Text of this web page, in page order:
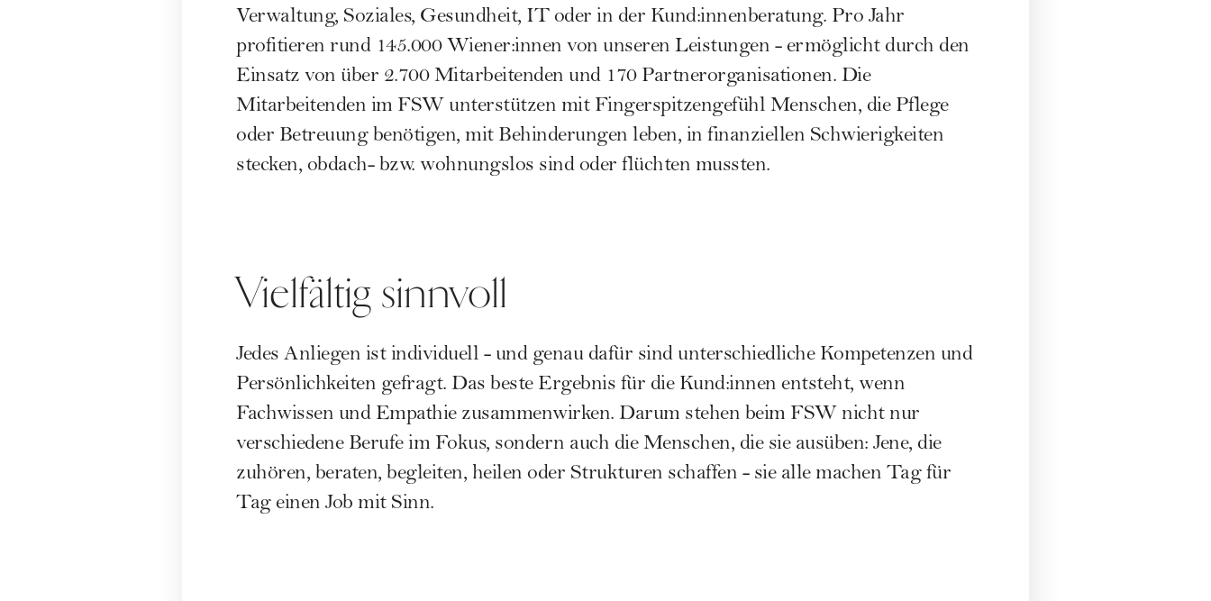
Verwaltung, Soziales, Gesundheit, IT oder in der Kund:innenberatung. Pro Jahr
profitieren rund 145.000 Wiener:innen von unseren Leistungen - ermöglicht durch den
Einsatz von über 2.700 Mitarbeitenden und 170 Partnerorganisationen. Die
Mitarbeitenden im FSW unterstützen mit Fingerspitzengefühl Menschen, die Pflege
oder Betreuung benötigen, mit Behinderungen leben, in finanziellen Schwierigkeiten
stecken, obdach- bzw. wohnungslos sind oder flüchten mussten.
Vielfältig sinnvoll
Jedes Anliegen ist individuell - und genau dafür sind unterschiedliche Kompetenzen und
Persönlichkeiten gefragt. Das beste Ergebnis für die Kund:innen entsteht, wenn
Fachwissen und Empathie zusammenwirken. Darum stehen beim FSW nicht nur
verschiedene Berufe im Fokus, sondern auch die Menschen, die sie ausüben: Jene, die
zuhören, beraten, begleiten, heilen oder Strukturen schaffen - sie alle machen Tag für
Tag einen Job mit Sinn.